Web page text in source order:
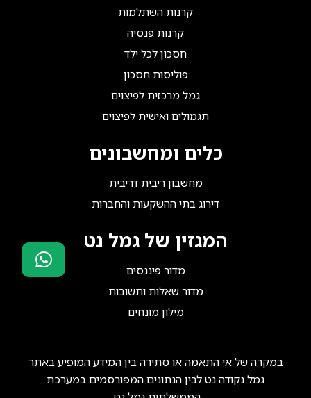
קרנות השתלמות
קרנות פנסיה
חסכון לכל ילד
פוליסות חסכון
גמל מרכזית לפיצוים
תגמולים ואישית לפיצוים
כלים ומחשבונים
מחשבון ריבית דריבית
דירוג בתי ההשקעות והחברות
המגזין של גמל נט
מדור פיננסים
מדור שאלות ותשובות
מילון מונחים
במקרה של אי התאמה או סתירה בין המידע המופיע באתר
גמל נקודה נט לבין הנתונים המפורסמים במערכת